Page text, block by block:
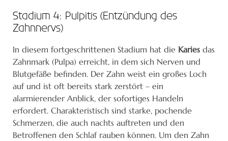
Stadium 4: Pulpitis (Entzündung des
Zahnnervs)
In diesem fortgeschrittenen Stadium hat die Karies das
Zahnmark (Pulpa) erreicht, in dem sich Nerven und
Blutgefäße befinden. Der Zahn weist ein großes Loch
auf und ist oft bereits stark zerstört – ein
alarmierender Anblick, der sofortiges Handeln
erfordert. Charakteristisch sind starke, pochende
Schmerzen, die auch nachts auftreten und den
Betroffenen den Schlaf rauben können. Um den Zahn